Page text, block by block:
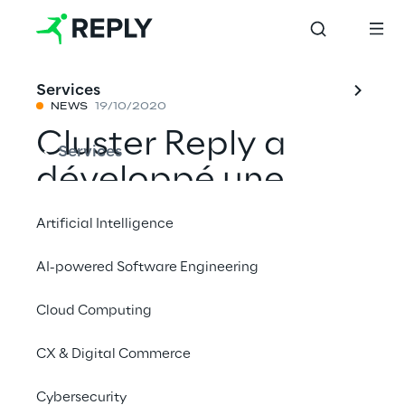
Services
Services
Artificial Intelligence
AI-powered Software Engineering
Cloud Computing
CX & Digital Commerce
Cybersecurity
NEWS 19/10/2020
Cluster Reply a
développé une
solution de gestion
de chaînes
Covid-19 pour les
Autorités Sanitaires
de Bavière